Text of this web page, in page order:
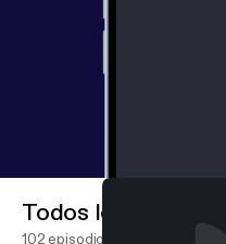
Todos los episodios
102 episodios